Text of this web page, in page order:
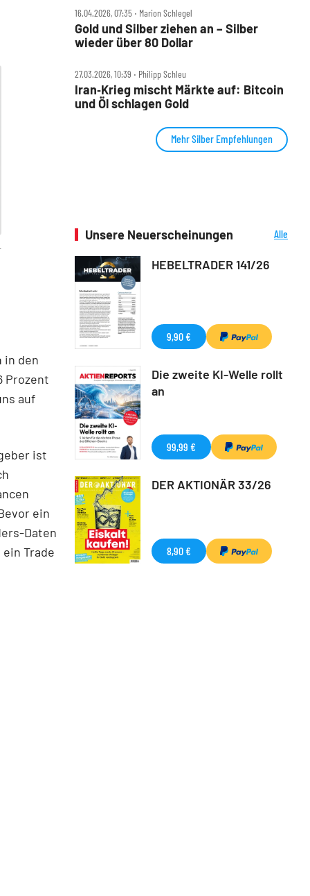
in den
Prozent
auf
ist
ein
Daten
Trade
16.04.2026, 07:35 ‧ Marion Schlegel
Gold und Silber ziehen an – Silber
wieder über 80 Dollar
27.03.2026, 10:39 ‧ Philipp Schleu
Iran‑Krieg mischt Märkte auf: Bitcoin
und Öl schlagen Gold
Mehr Silber Empfehlungen
Unsere Neuerscheinungen
Alle
HEBELTRADER 141/26
9,90 €
Die zweite KI-Welle rollt
an
99,99 €
DER AKTIONÄR 33/26
8,90 €